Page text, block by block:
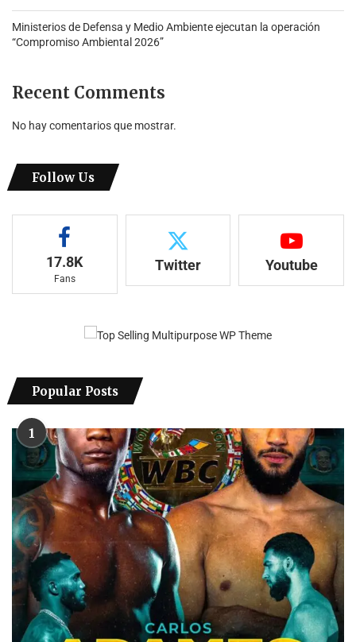
Ministerios de Defensa y Medio Ambiente ejecutan la operación
“Compromiso Ambiental 2026”
Recent Comments
No hay comentarios que mostrar.
Follow Us
17.8K
Fans
Twitter Youtube
Popular Posts
1